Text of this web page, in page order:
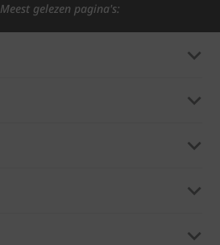
Meest gelezen pagina's: